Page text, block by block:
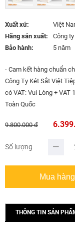
Xuất xứ:
Việt
Hãng sản xuất:
Công
Bảo hành:
5 năm
- Cam kết hàng chuẩn
Công Ty Két Sắt Việt
có VAT: Vui Lòng + VAT
Toàn Quốc
9.800.000 đ
Số lượng
THÔNG TIN SẢN